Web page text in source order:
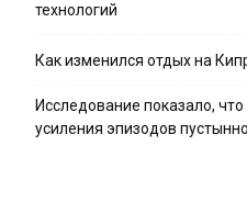
технологий
Как изменился отдых на
Исследование показало,
усиления эпизодов